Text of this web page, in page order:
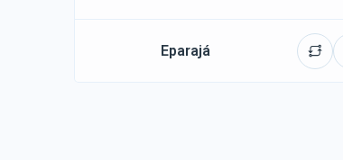
Eparajá